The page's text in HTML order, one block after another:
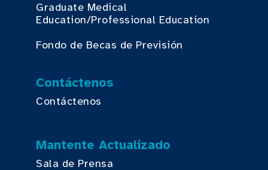
Graduate Medical
Education/Professional Education
Fondo de Becas de Previsión
Contáctenos
Contáctenos
Mantente Actualizado
Sala de Prensa